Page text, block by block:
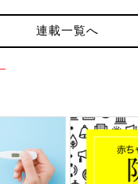
連載一覧へ